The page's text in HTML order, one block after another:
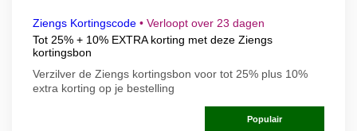
Ziengs Kortingscode • Verloopt over 23 dagen
Tot 25% + 10% EXTRA korting met deze Ziengs
kortingsbon
Verzilver de Ziengs kortingsbon voor tot 25% plus 10%
extra korting op je bestelling
Populair